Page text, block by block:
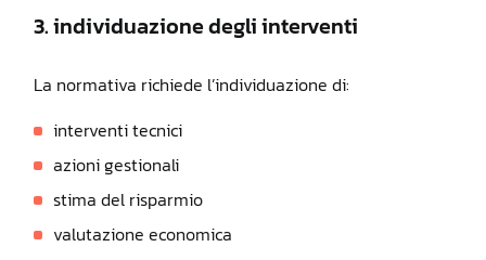
3. individuazione degli interventi
La normativa richiede l’individuazione di:
interventi tecnici
azioni gestionali
stima del risparmio
valutazione economica